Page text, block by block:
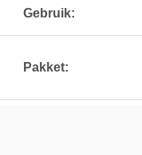
Gebruik:
Pakket: